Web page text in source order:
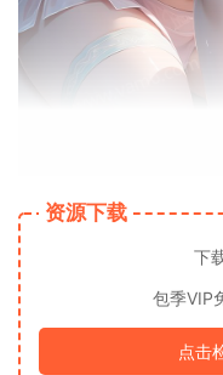
资源下载
下
包季VIP
点击